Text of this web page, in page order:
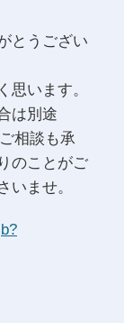
とうござい
思います。
は別途
相談も承
のことがご
いませ。